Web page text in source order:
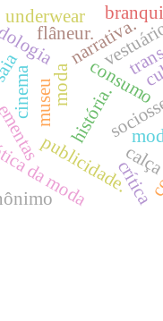
modahistória.
consumo
cinema
narrativa.
calça
da moda
publicidade.
flâneur.
crítica
museu
underwear